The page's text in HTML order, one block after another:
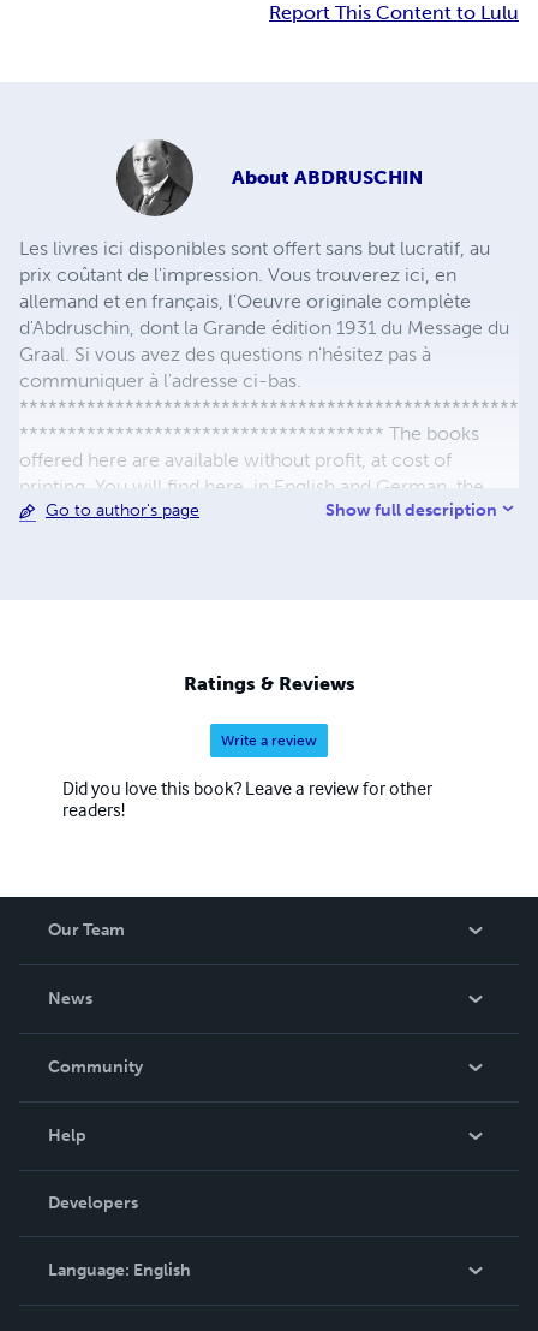
Report This Content to Lulu
About ABDRUSCHIN
Les livres ici disponibles sont offert sans but lucratif, au
prix coûtant de l'impression. Vous trouverez ici, en
allemand et en français, l'Oeuvre originale complète
d'Abdruschin, dont la Grande édition 1931 du Message du
Graal. Si vous avez des questions n'hésitez pas à
communiquer à l'adresse ci-bas.
****************************************************
************************************** The books
offered here are available without profit, at cost of
printing. You will find here, in English and German, the
original Work of Abdruschin, among others, the 1931
den Druck. Werden Sie hier in Deutsch und Französisch,
den ursprünglichen Arbeiten von Abdruschin, unter
anderem, die 1931 Ausgabe der Großen Gralsbotschaft.
Wenn Sie Fragen haben, wenden Sie sich bitte an
untenstehende Adresse.
______________________________________________
Go to author's page Show full description
Ratings & Reviews
Write a review
Did you love this book? Leave a review for other
readers!
Our Team
About Us
Careers
News
In The News
Events
Community
Blog
Videos
Podcast
Help
Order Lookup
Knowledge Base
Contact Support
Developers
Language: English